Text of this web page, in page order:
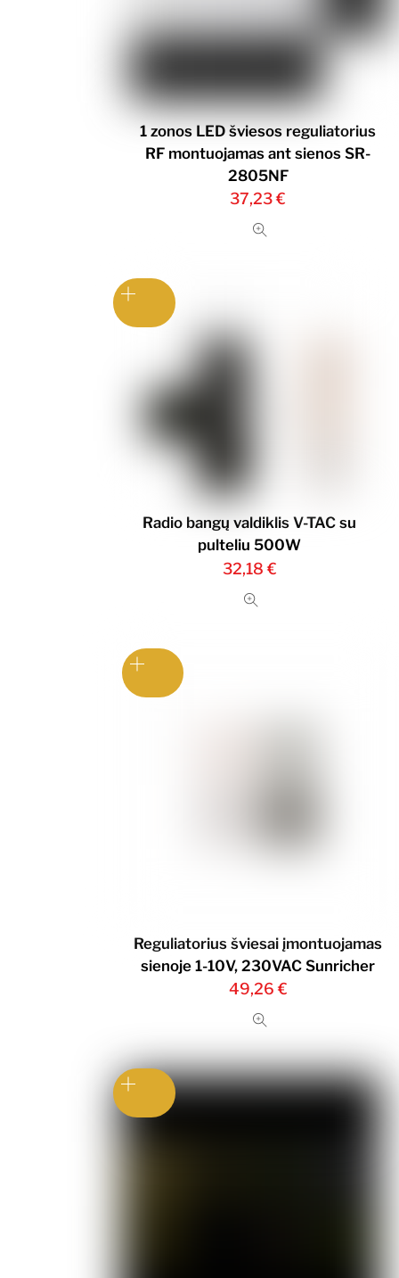
1 zonos LED šviesos reguliatorius
RF montuojamas ant sienos SR-
2805NF
37,23€
Radio bangų valdiklis V-TAC su
pulteliu 500W
32,18 €
Reguliatorius šviesai įmontuojamas
sienoje 1-10V, 230VAC Sunricher
49,26 €